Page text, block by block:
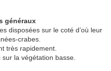
généraux
disposées sur le coté d’où leur
crabes.
très rapidement.
la végétation basse.